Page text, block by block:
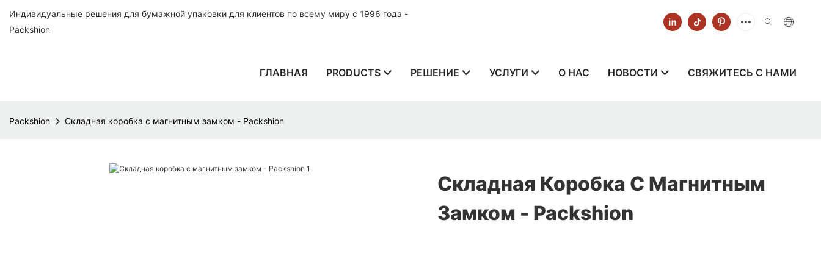
Индивидуальные решения для бумажной упаковки для клиентов по всему миру с 1996 года -
Packshion
ГЛАВНАЯ PRODUCTS РЕШЕНИЕ УСЛУГИ О НАС НОВОСТИ СВЯЖИТЕСЬ С НАМИ
Packshion Складная коробка с магнитным замком - Packshion
Складная Коробка С Магнитным
Замком - Packshion